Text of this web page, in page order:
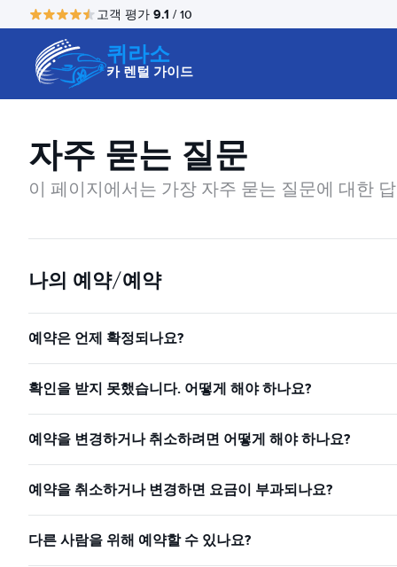
고객 평가 9.1 / 10
퀴라소
카 렌털 가이드
자주 묻는 질문
이 페이지에서는 가장 자주 묻는 질문에 대한
나의 예약/예약
예약은 언제 확정되나요?
확인을 받지 못했습니다. 어떻게 해야 하나요?
예약을 변경하거나 취소하려면 어떻게 해야 하나요?
예약을 취소하거나 변경하면 요금이 부과되나요?
다른 사람을 위해 예약할 수 있나요?